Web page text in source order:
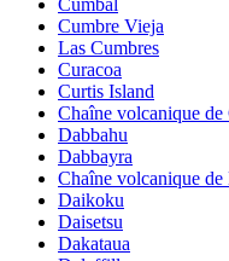
Cumbre Vieja
Las Cumbres
Curacoa
Curtis Island
Chaîne volcanique
Dabbahu
Dabbayra
Chaîne volcanique
Daikoku
Daisetsu
Dakataua